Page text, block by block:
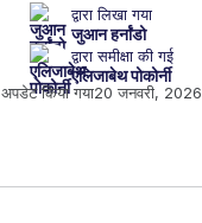
द्वारा लिखा गया
जुआन हर्नांडो
द्वारा समीक्षा की गई
एलिजाबेथ पोकोर्नी
अपडेट किया गया20 जनवरी, 2026